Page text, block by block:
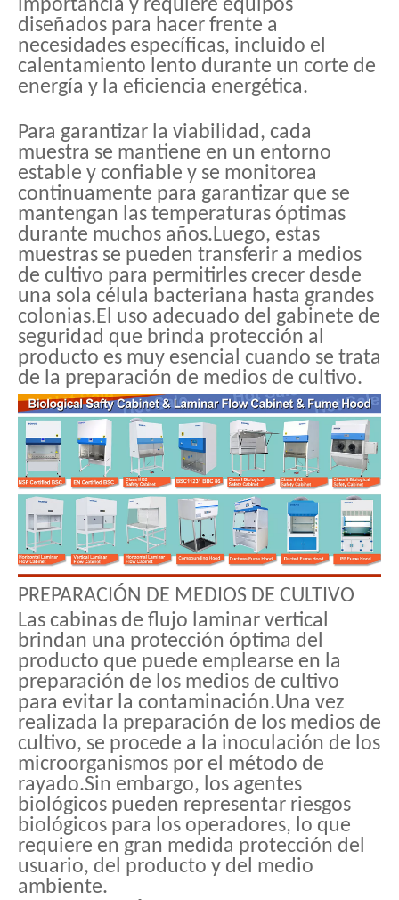
importancia y requiere equipos
diseñados para hacer frente a
necesidades específicas, incluido el
calentamiento lento durante un corte de
energía y la eficiencia energética.
Para garantizar la viabilidad, cada
muestra se mantiene en un entorno
estable y confiable y se monitorea
continuamente para garantizar que se
mantengan las temperaturas óptimas
durante muchos años.Luego, estas
muestras se pueden transferir a medios
de cultivo para permitirles crecer desde
una sola célula bacteriana hasta grandes
colonias.El uso adecuado del gabinete de
seguridad que brinda protección al
producto es muy esencial cuando se trata
de la preparación de medios de cultivo.
PREPARACIÓN DE MEDIOS DE CULTIVO
Las cabinas de flujo laminar vertical
brindan una protección óptima del
producto que puede emplearse en la
preparación de los medios de cultivo
para evitar la contaminación.Una vez
realizada la preparación de los medios de
cultivo, se procede a la inoculación de los
microorganismos por el método de
rayado.Sin embargo, los agentes
biológicos pueden representar riesgos
biológicos para los operadores, lo que
requiere en gran medida protección del
usuario, del producto y del medio
ambiente.